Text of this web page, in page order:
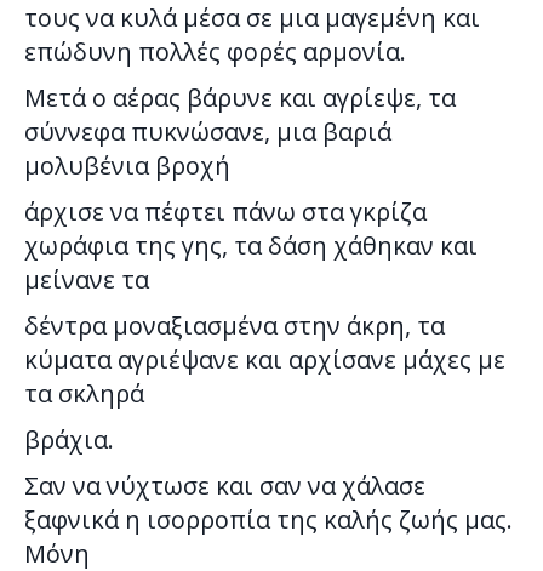
τους να κυλά μέσα σε μια μαγεμένη και
επώδυνη πολλές φορές αρμονία.
Μετά ο αέρας βάρυνε και αγρίεψε, τα
σύννεφα πυκνώσανε, μια βαριά
μολυβένια βροχή
άρχισε να πέφτει πάνω στα γκρίζα
χωράφια της γης, τα δάση χάθηκαν και
μείνανε τα
δέντρα μοναξιασμένα στην άκρη, τα
κύματα αγριέψανε και αρχίσανε μάχες με
τα σκληρά
βράχια.
Σαν να νύχτωσε και σαν να χάλασε
ξαφνικά η ισορροπία της καλής ζωής μας.
Μόνη